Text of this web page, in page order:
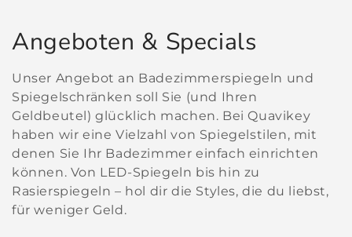
K
a
t
e
g
o
r
Angeboten & Specials
Unser Angebot an Badezimmerspiegeln und
Spiegelschränken soll Sie (und Ihren
Geldbeutel) glücklich machen. Bei Quavikey
haben wir eine Vielzahl von Spiegelstilen, mit
denen Sie Ihr Badezimmer einfach einrichten
können. Von LED-Spiegeln bis hin zu
Rasierspiegeln – hol dir die Styles, die du liebst,
für weniger Geld.